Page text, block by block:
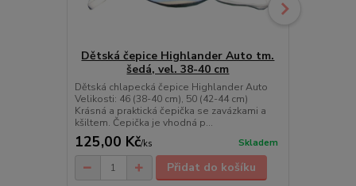
Dětská čepice Highlander Auto tm.
šedá, vel. 38-40 cm
Dětská chlapecká čepice Highlander Auto
Velikosti: 46 (38-40 cm), 50 (42-44 cm)
Krásná a praktická čepička se zavázkami a
kšiltem. Čepička je vhodná p...
125,00 Kč/ks Skladem
Přidat do košíku